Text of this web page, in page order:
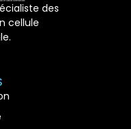
des
cellule